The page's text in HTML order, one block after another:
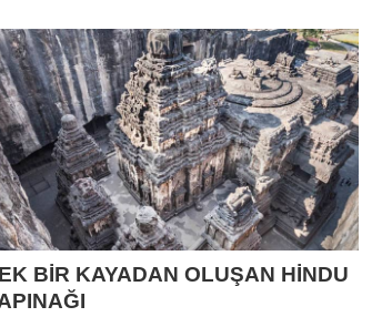
BİR KAYADAN OLUŞAN HİNDU